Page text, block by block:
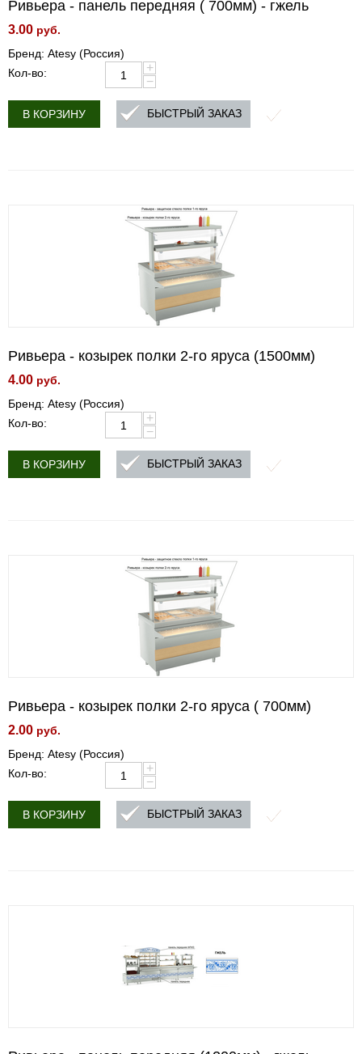
Ривьера - панель передняя ( 700мм) - гжель
3.00 руб.
Бренд: Atesy (Россия)
Кол-во:
+
−
В КОРЗИНУ БЫСТРЫЙ ЗАКАЗ
Ривьера - козырек полки 2-го яруса (1500мм)
4.00 руб.
Бренд: Atesy (Россия)
Кол-во:
+
−
В КОРЗИНУ БЫСТРЫЙ ЗАКАЗ
Ривьера - козырек полки 2-го яруса ( 700мм)
2.00 руб.
Бренд: Atesy (Россия)
Кол-во:
+
−
В КОРЗИНУ БЫСТРЫЙ ЗАКАЗ